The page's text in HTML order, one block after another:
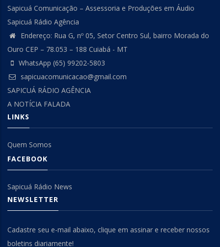
Sapicuá Comunicação – Assessoria e Produções em Áudio
Sapicuá Rádio Agência
Endereço: Rua G, nº 05, Setor Centro Sul, bairro Morada do
Ouro CEP – 78.053 – 188 Cuiabá - MT
WhatsApp (65) 99202-5803
sapicuacomunicacao@gmail.com
SAPICUÁ RÁDIO AGÊNCIA
A NOTÍCIA FALADA
LINKS
Quem Somos
FACEBOOK
Sapicuá Rádio News
NEWSLETTER
Cadastre seu e-mail abaixo, clique em assinar e receber nossos
boletins diariamente!